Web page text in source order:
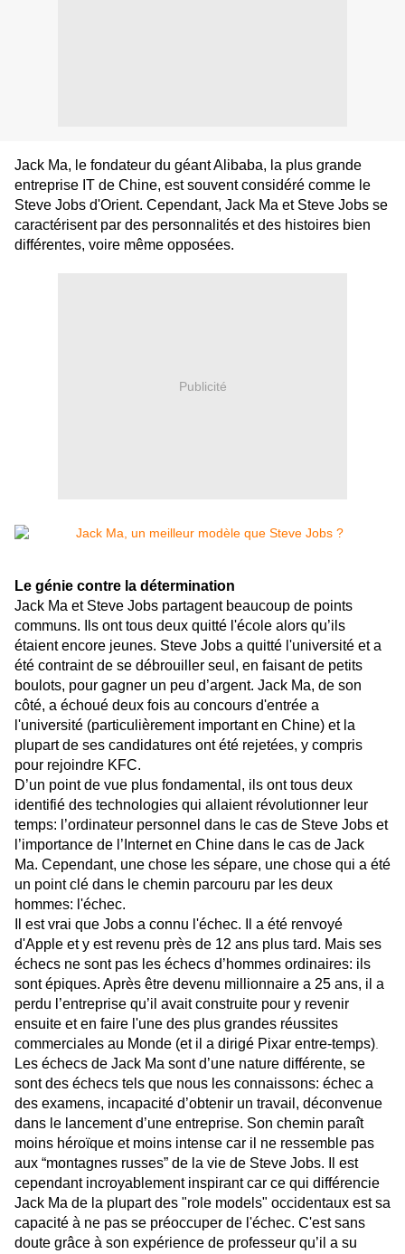
Jack Ma, le fondateur du géant Alibaba, la plus grande
entreprise IT de Chine, est souvent considéré comme le
Steve Jobs d'Orient. Cependant, Jack Ma et Steve Jobs se
caractérisent par des personnalités et des histoires bien
différentes, voire même opposées.
Publicité
Le génie contre la détermination
Jack Ma et Steve Jobs partagent beaucoup de points
communs. Ils ont tous deux quitté l'école alors qu’ils
étaient encore jeunes. Steve Jobs a quitté l'université et a
été contraint de se débrouiller seul, en faisant de petits
boulots, pour gagner un peu d’argent. Jack Ma, de son
côté, a échoué deux fois au concours d'entrée a
l'université (particulièrement important en Chine) et la
plupart de ses candidatures ont été rejetées, y compris
pour rejoindre KFC.
D’un point de vue plus fondamental, ils ont tous deux
identifié des technologies qui allaient révolutionner leur
temps: l’ordinateur personnel dans le cas de Steve Jobs et
l’importance de l’Internet en Chine dans le cas de Jack
Ma. Cependant, une chose les sépare, une chose qui a été
un point clé dans le chemin parcouru par les deux
hommes: l'échec.
Il est vrai que Jobs a connu l'échec. Il a été renvoyé
d'Apple et y est revenu près de 12 ans plus tard. Mais ses
échecs ne sont pas les échecs d’hommes ordinaires: ils
sont épiques. Après être devenu millionnaire a 25 ans, il a
perdu l’entreprise qu’il avait construite pour y revenir
ensuite et en faire l'une des plus grandes réussites
commerciales au Monde (et il a dirigé Pixar entre-temps)
Les échecs de Jack Ma sont d’une nature différente, se
sont des échecs tels que nous les connaissons: échec a
des examens, incapacité d’obtenir un travail, déconvenue
dans le lancement d’une entreprise. Son chemin paraît
moins héroïque et moins intense car il ne ressemble pas
aux “montagnes russes” de la vie de Steve Jobs. Il est
cependant incroyablement inspirant car ce qui différencie
Jack Ma de la plupart des "role models" occidentaux est sa
capacité à ne pas se préoccuper de l'échec. C'est sans
doute grâce à son expérience de professeur qu’il a su